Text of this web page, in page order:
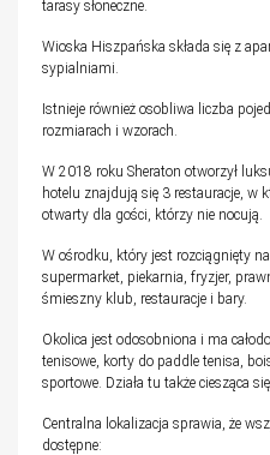
tarasy słoneczne.
Wioska Hiszpańska składa się z
sypialniami.
Istnieje również osobliwa liczba
rozmiarach i wzorach.
W 2018 roku Sheraton otworzył
hotelu znajdują się 3 restauracje, w
otwarty dla gości, którzy nie nocują.
W ośrodku, który jest rozciągnięty
supermarket, piekarnia, fryzjer,
śmieszny klub, restauracje i bary.
Okolica jest odosobniona i ma
tenisowe, korty do paddle tenisa,
sportowe. Działa tu także ciesząca
Centralna lokalizacja sprawia, że
dostępne: